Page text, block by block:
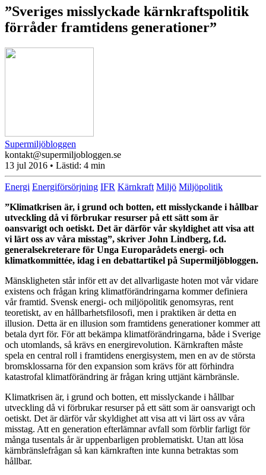
”Sveriges misslyckade kärnkraftspolitik
förråder framtidens generationer”
Supermiljöbloggen
kontakt@supermiljobloggen.se
13 jul 2016 • Lästid: 4 min
Energi Energiförsörjning IFR Kärnkraft Miljö Miljöpolitik
”Klimatkrisen är, i grund och botten, ett misslyckande i hållbar
utveckling då vi förbrukar resurser på ett sätt som är
oansvarigt och oetiskt. Det är därför vår skyldighet att visa att
vi lärt oss av våra misstag”, skriver John Lindberg, f.d.
generalsekreterare för Unga Europarådets energi- och
klimatkommittée, idag i en debattartikel på Supermiljöbloggen.
Mänskligheten står inför ett av det allvarligaste hoten mot vår vidare
existens och frågan kring klimatförändringarna kommer definiera
vår framtid. Svensk energi- och miljöpolitik genomsyras, rent
teoretiskt, av en hållbarhetsfilosofi, men i praktiken är detta en
illusion. Detta är en illusion som framtidens generationer kommer att
betala dyrt för. För att bekämpa klimatförändringarna, både i Sverige
och utomlands, så krävs en energirevolution. Kärnkraften måste
spela en central roll i framtidens energisystem, men en av de största
bromsklossarna för den expansion som krävs för att förhindra
katastrofal klimatförändring är frågan kring uttjänt kärnbränsle.
Klimatkrisen är, i grund och botten, ett misslyckande i hållbar
utveckling då vi förbrukar resurser på ett sätt som är oansvarigt och
oetiskt. Det är därför vår skyldighet att visa att vi lärt oss av våra
misstag. Att en generation efterlämnar avfall som förblir farligt för
många tusentals år är uppenbarligen problematiskt. Utan att lösa
kärnbränslefrågan så kan kärnkraften inte kunna betraktas som
hållbar.